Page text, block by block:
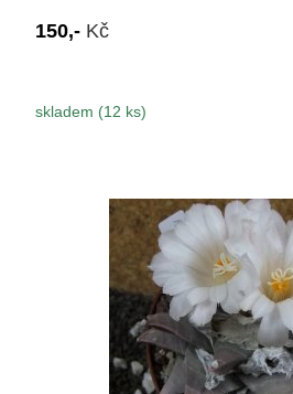
150,- Kč
skladem (12 ks)